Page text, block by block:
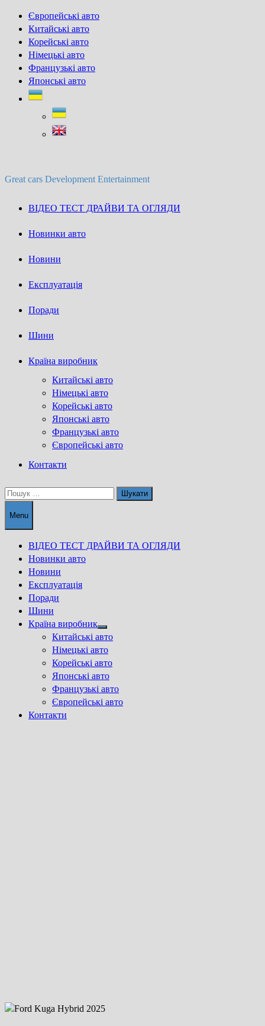
Skip
content
Європейські авто
Китайські авто
Корейські авто
Німецькі авто
Французькі авто
Японські авто
Great cars Development Entertainment
ВІДЕО ТЕСТ ДРАЙВИ ТА ОГЛЯДИ
Новинки авто
Новини
Експлуатація
Поради
Шини
Країна виробник
Китайські авто
Німецькі авто
Корейські авто
Японські авто
Французькі авто
Європейські авто
Контакти
Пошук:
Menu
ВІДЕО ТЕСТ ДРАЙВИ ТА ОГЛЯДИ
Новинки авто
Новини
Експлуатація
Поради
Шини
Країна виробник
Show
sub
menu
Китайські авто
Німецькі авто
Корейські авто
Японські авто
Французькі авто
Європейські авто
Контакти